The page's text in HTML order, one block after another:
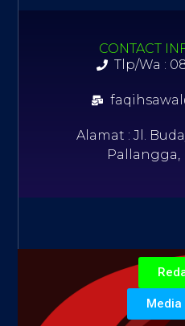
CONTACT
Tlp/Wa :
Alamat : Jl.
Pallangga,
Media